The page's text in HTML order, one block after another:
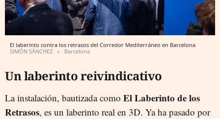
El laberinto contra los retrasos del Corredor Mediterráneo en Barcelona
SIMÓN SÁNCHEZ
Barcelona
Un laberinto reivindicativo
La instalación, bautizada como El Laberinto de los
Retrasos, es un laberinto real en 3D. Ya ha pasado por